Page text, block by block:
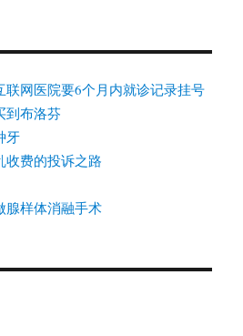
联网医院要6个月内就诊记录挂号
到布洛芬
牙
收费的投诉之路
腺样体消融手术